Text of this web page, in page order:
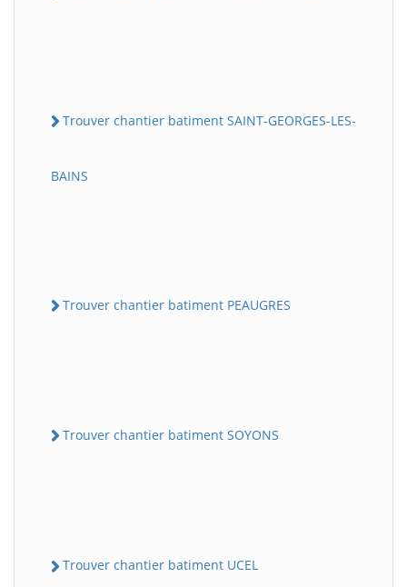
Trouver chantier batiment SAINT-GEORGES-LES-
BAINS
Trouver chantier batiment PEAUGRES
Trouver chantier batiment SOYONS
Trouver chantier batiment UCEL